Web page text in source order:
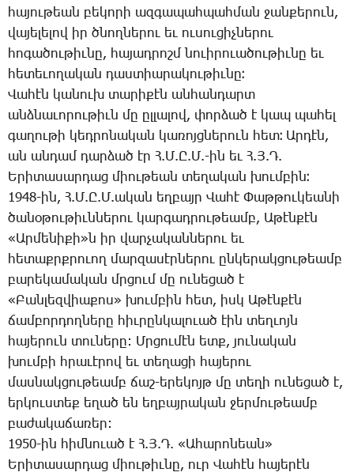
հա­յու­թեան բե­կո­րի ազ­գա­պահ­պահ­ման ջան­քե­րուն,
վա­յե­լե­լով իր ծնող­նե­րու եւ ու­սու­ցիչ­նե­րու
հո­գա­ծու­թիւ­նը, հա­յադ­րոշմ նո­ւի­րո­ւա­ծու­թիւ­նը եւ
հե­տե­ւո­ղա­կան դաս­տիա­րա­կու­թիւ­նը։
­Վա­հէն կա­նուխ տա­րի­քէն ան­հան­դարտ
անձ­նա­ւո­րու­թիւն մը ըլ­լա­լով, փոր­ձած է կապ պա­հել
գա­ղու­թի կեդ­րո­նա­կան կա­ռոյց­նե­րուն հետ։ Ար­դէն,
ան ան­դամ դար­ձած էր Հ.Մ.Ը.Մ.-ին եւ Հ.Յ.Դ.
Ե­րի­տա­սար­դաց միու­թեան տե­ղա­կան խում­բին։
1948-ին, Հ.Մ.Ը.Մ.ա­կան եղ­բայր ­Վա­հէ ­Փաթ­թու­կեա­նի
ծա­նօ­թու­թիւն­նե­րու կար­գադ­րու­թեամբ, Ա­թէն­քէն
«Ար­մե­նի­քի»ն­ իր վար­չա­կան­նե­րու եւ
հե­տաքրք­րո­ւող մար­զա­սէր­նե­րու ըն­կե­րակ­ցու­թեամբ
բա­րե­կա­մա­կան մրցում մը ու­նե­ցած է
«­Բան­լեզ­վիա­քոս» խում­բին հետ, իսկ Ա­թէն­քէն
ճամ­բոր­դող­նե­րը հիւ­րըն­կա­լո­ւած էին տեղ­ւոյն
հա­յե­րուն տու­նե­րը: Մր­ցու­մէն ետք, յու­նա­կան
խում­բի հրա­ւէ­րով եւ տե­ղա­ցի հա­յե­րու
մաս­նակ­ցու­թեամբ ճաշ-ե­րե­կոյթ մը տե­ղի ու­նե­ցած է,
եր­կուս­տեք ե­ղած են եղ­բայ­րա­կան ջեր­մու­թեամբ
բա­ժա­կա­ճա­ռեր:
1950-ին հիմ­նո­ւած է Հ.Յ.Դ. «Ա­հա­րո­նեան»
Ե­րի­տա­սար­դաց միու­թիւ­նը, ուր ­Վա­հէն հա­յե­րէն